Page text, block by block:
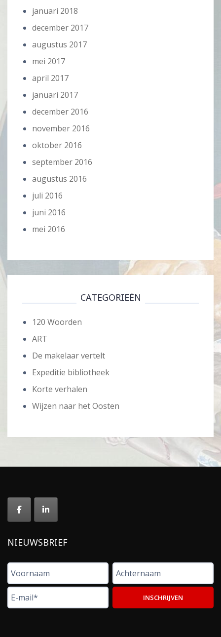
januari 2018
december 2017
augustus 2017
mei 2017
april 2017
januari 2017
december 2016
november 2016
oktober 2016
september 2016
augustus 2016
juli 2016
juni 2016
mei 2016
CATEGORIEËN
120 Woorden
ART
De makelaar vertelt
Expeditie bibliotheek
Korte verhalen
Wijzen naar het Oosten
NIEUWSBRIEF